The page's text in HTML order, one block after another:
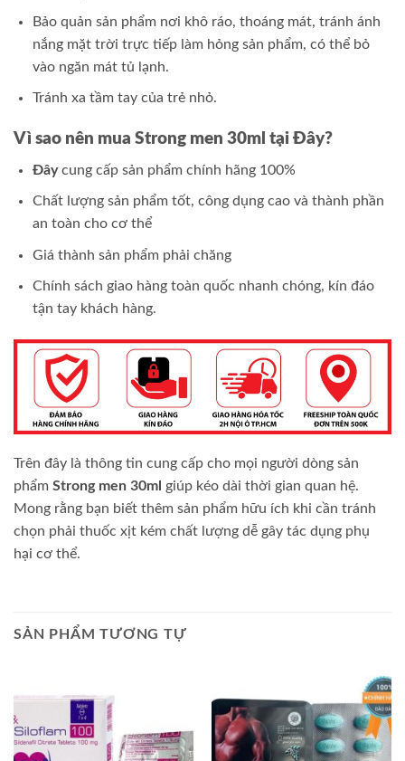
Bảo quản sản phẩm nơi khô ráo, thoáng mát, tránh ánh
nắng mặt trời trực tiếp làm hỏng sản phẩm, có thể bỏ
vào ngăn mát tủ lạnh.
Tránh xa tầm tay của trẻ nhỏ.
Vì sao nên mua Strong men 30ml tại Đây?
Đâycung cấp sản phẩm chính hãng 100%
Chất lượng sản phẩm tốt, công dụng cao và thành phần
an toàn cho cơ thể
Giá thành sản phẩm phải chăng
Chính sách giao hàng toàn quốc nhanh chóng, kín đáo
tận tay khách hàng.
Trên đây là thông tin cung cấp cho mọi người dòng sản
phẩm Strong men 30ml giúp kéo dài thời gian quan hệ.
Mong rằng bạn biết thêm sản phẩm hữu ích khi cần tránh
chọn phải thuốc xịt kém chất lượng dễ gây tác dụng phụ
hại cơ thể.
SẢN PHẨM TƯƠNG TỰ